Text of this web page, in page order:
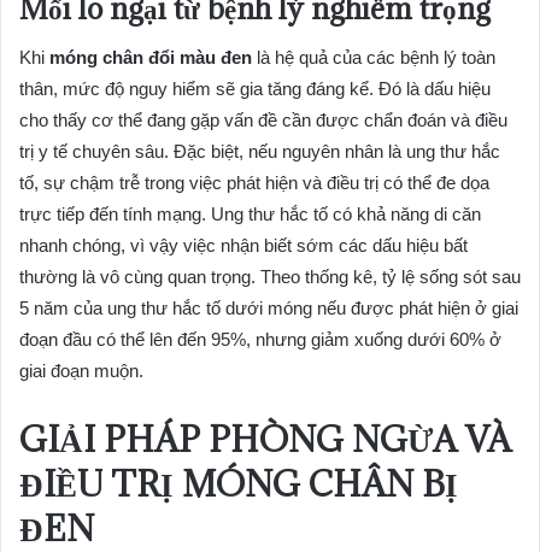
Mối lo ngại từ bệnh lý nghiêm trọng
Khi móng chân đổi màu đen là hệ quả của các bệnh lý toàn
thân, mức độ nguy hiểm sẽ gia tăng đáng kể. Đó là dấu hiệu
cho thấy cơ thể đang gặp vấn đề cần được chẩn đoán và điều
trị y tế chuyên sâu. Đặc biệt, nếu nguyên nhân là ung thư hắc
tố, sự chậm trễ trong việc phát hiện và điều trị có thể đe dọa
trực tiếp đến tính mạng. Ung thư hắc tố có khả năng di căn
nhanh chóng, vì vậy việc nhận biết sớm các dấu hiệu bất
thường là vô cùng quan trọng. Theo thống kê, tỷ lệ sống sót sau
5 năm của ung thư hắc tố dưới móng nếu được phát hiện ở giai
đoạn đầu có thể lên đến 95%, nhưng giảm xuống dưới 60% ở
giai đoạn muộn.
GIẢI PHÁP PHÒNG NGỪA VÀ
ĐIỀU TRỊ MÓNG CHÂN BỊ
ĐEN